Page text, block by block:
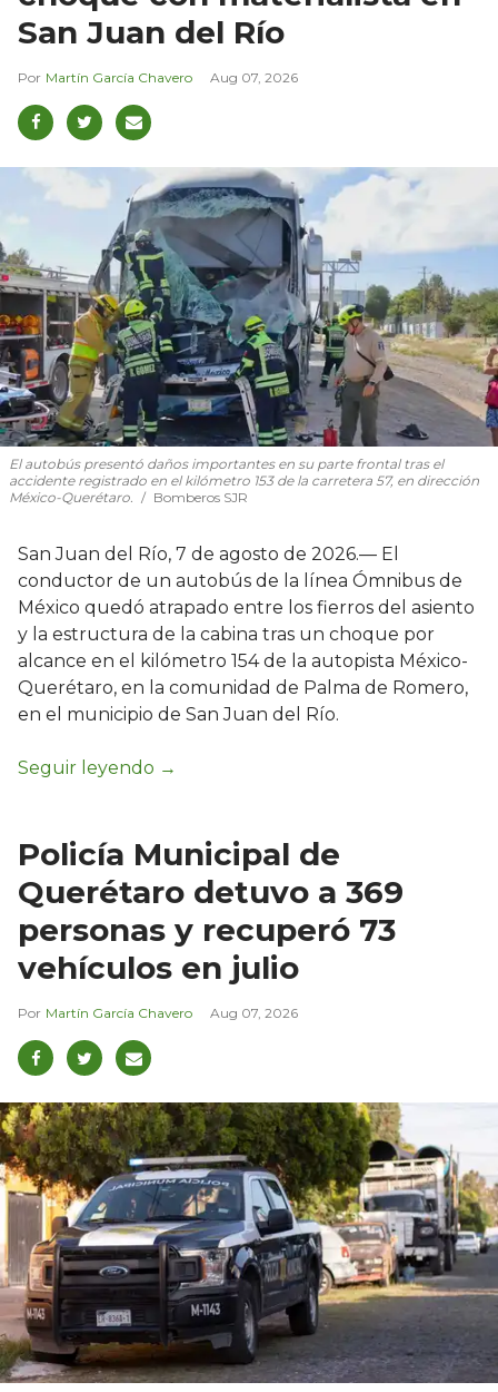
San Juan del Río
Martín García Chavero Aug 07, 2026
El autobús presentó daños importantes en su parte frontal tras el
accidente registrado en el kilómetro 153 de la carretera 57, en dirección
México-Querétaro.
Bomberos SJR
San Juan del Río, 7 de agosto de 2026.— El
conductor de un autobús de la línea Ómnibus de
México quedó atrapado entre los fierros del asiento
y la estructura de la cabina tras un choque por
alcance en el kilómetro 154 de la autopista México-
Querétaro, en la comunidad de Palma de Romero,
en el municipio de San Juan del Río.
Policía Municipal de
Querétaro detuvo a 369
personas y recuperó 73
vehículos en julio
Martín García Chavero Aug 07, 2026